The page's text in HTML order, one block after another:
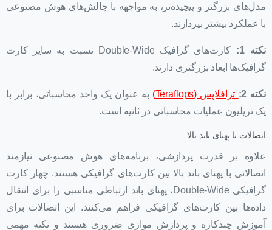
مدل‌های بزرگتر و پیچیده‌تر، به مواجهه با چالش‌های هوش مصنوعی
با عملکرد بیشتر بپردازند.
نکته 1:
کارت‌های گرافیک‌ Double-Wide نسبت به سایر کارت
گرافیک‌ها ابعاد بزرگتری دارند.
نکته 2: ترافلاپس (Teraflops)
به عنوان یک واحد محاسباتی، برابر با
یک تریلیون عملیات محاسباتی در ثانیه است.
اتصالات با پهنای باند بالا
علاوه بر قدرت پردازشی، برنامه‌های هوش مصنوعی نیازمند
اتصالاتی با پهنای باند بالا بین کارت‌های گرافیکی هستند. چهار کارت
گرافیکی Double-Wide، پهنای باند ارتباطی مناسبی را برای انتقال
داده‌ها بین کارت‌های گرافیکی فراهم می‌کنند. این اتصالات برای
آموزش چندکاره و پردازش موازی ضروری هستند و نکته مهمی